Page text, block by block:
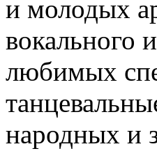
и молодых
вокального
любимых
народных и